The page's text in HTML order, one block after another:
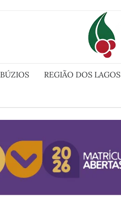
BÚZIOS REGIÃO DOS LAGOS